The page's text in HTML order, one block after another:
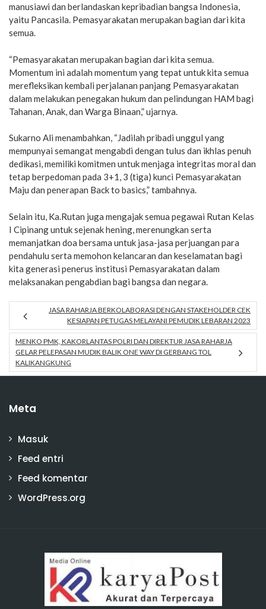
manusiawi dan berlandaskan kepribadian bangsa Indonesia,
yaitu Pancasila. Pemasyarakatan merupakan bagian dari kita
semua.
“Pemasyarakatan merupakan bagian dari kita semua.
Momentum ini adalah momentum yang tepat untuk kita semua
merefleksikan kembali perjalanan panjang Pemasyarakatan
dalam melakukan penegakan hukum dan pelindungan HAM bagi
Tahanan, Anak, dan Warga Binaan,” ujarnya.
Sukarno Ali menambahkan, “Jadilah pribadi unggul yang
mempunyai semangat mengabdi dengan tulus dan ikhlas penuh
dedikasi, memiliki komitmen untuk menjaga integritas moral dan
tetap berpedoman pada 3+1, 3 (tiga) kunci Pemasyarakatan
Maju dan penerapan Back to basics,” tambahnya.
Selain itu, Ka.Rutan juga mengajak semua pegawai Rutan Kelas
I Cipinang untuk sejenak hening, merenungkan serta
memanjatkan doa bersama untuk jasa-jasa perjuangan para
pendahulu serta memohon kelancaran dan keselamatan bagi
kita generasi penerus institusi Pemasyarakatan dalam
melaksanakan pengabdian bagi bangsa dan negara.
JASA RAHARJA BERKOLABORASI DENGAN STAKEHOLDER CEK
KESIAPAN PETUGAS MELAYANI PEMUDIK LEBARAN 2023
MENKO PMK, KAKORLANTAS POLRI DAN DIREKTUR JASA RAHARJA
GELAR PELEPASAN MUDIK BALIK ONE WAY DI GERBANG TOL
KALIKANGKUNG
Meta
Masuk
Feed entri
Feed komentar
WordPress.org